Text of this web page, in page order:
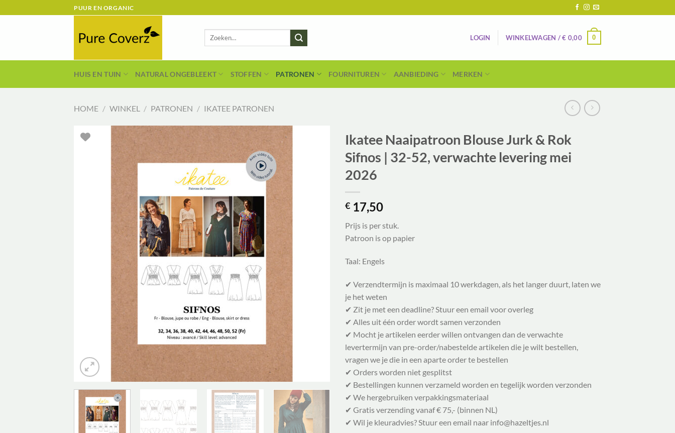
naar
PUUR EN ORGANIC
Zoeken
LOGIN WINKELWAGEN /€ 0,00 0
HUIS EN TUIN NATURAL ONGEBLEEKT STOFFEN PATRONEN FOURNITUREN AANBIEDING MERKEN
HOME / WINKEL / PATRONEN / IKATEE PATRONEN
Ikatee Naaipatroon Blouse Jurk & Rok
Sifnos | 32-52, verwachte levering mei
2026
€ 17,50
Prijs is per stuk.
Patroon is op papier
Taal: Engels
✔ Verzendtermijn is maximaal 10 werkdagen, als het langer duurt, laten we
je het weten
✔ Zit je met een deadline? Stuur een email voor overleg
✔ Alles uit één order wordt samen verzonden
✔ Mocht je artikelen eerder willen ontvangen dan de verwachte
levertermijn van pre-order/nabestelde artikelen die je wilt bestellen,
vragen we je die in een aparte order te bestellen
✔ Orders worden niet gesplitst
✔ Bestellingen kunnen verzameld worden en tegelijk worden verzonden
✔ We hergebruiken verpakkingsmateriaal
✔ Gratis verzending vanaf € 75,- (binnen NL)
✔ Wil je kleuradvies? Stuur een email naar info@hazeltjes.nl